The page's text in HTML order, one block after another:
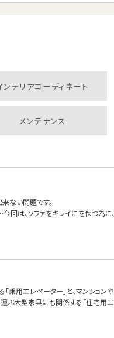
ンテリアコーディネート
メンテナンス
ない問題です。
回は、ソファをキレイにを保つ為
乗用エレベーター」と、マンショ
ぶ大型家具にも関係する「住宅用